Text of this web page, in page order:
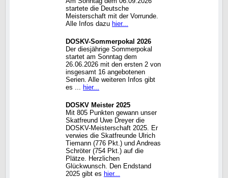
startete die Deutsche
Meisterschaft mit der Vorrunde.
Alle Infos dazu hier...
DOSKV-Sommerpokal 2026
Der diesjährige Sommerpokal
startet am Sonntag dem
26.06.2026 mit den ersten 2 von
insgesamt 16 angebotenen
Serien. Alle weiteren Infos gibt
es ... hier...
DOSKV Meister 2025
Mit 805 Punkten gewann unser
Skatfreund Uwe Dreyer die
DOSKV-Meisterschaft 2025. Er
verwies die Skatfreunde Ulrich
Tiemann (776 Pkt.) und Andreas
Schröter (754 Pkt.) auf die
Plätze. Herzlichen
Glückwunsch. Den Endstand
2025 gibt es hier...